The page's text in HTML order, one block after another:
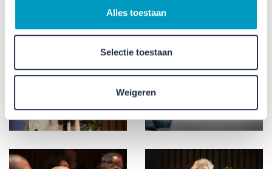
Alles toestaan
Selectie toestaan
Weigeren